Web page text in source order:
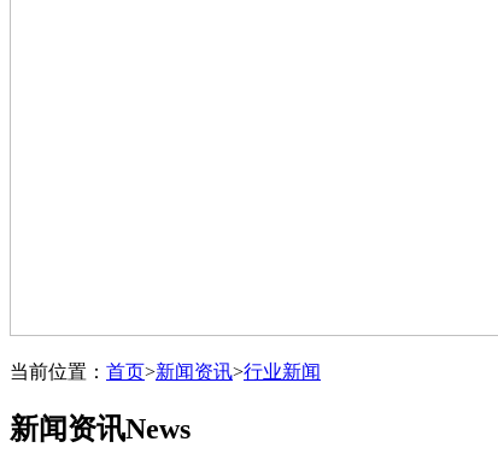
当前位置： 首页>新闻资讯>行业新闻
新闻资讯News